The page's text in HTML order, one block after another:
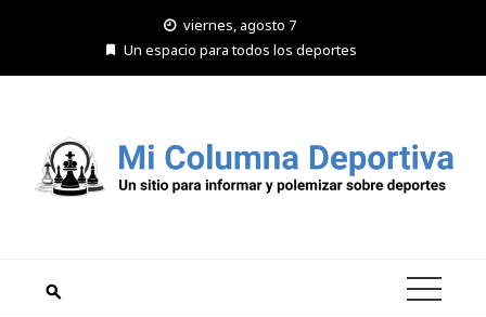
viernes, agosto 7
Un espacio para todos los deportes